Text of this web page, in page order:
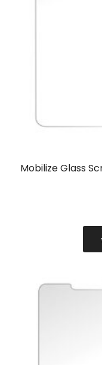
Mobilize Glass